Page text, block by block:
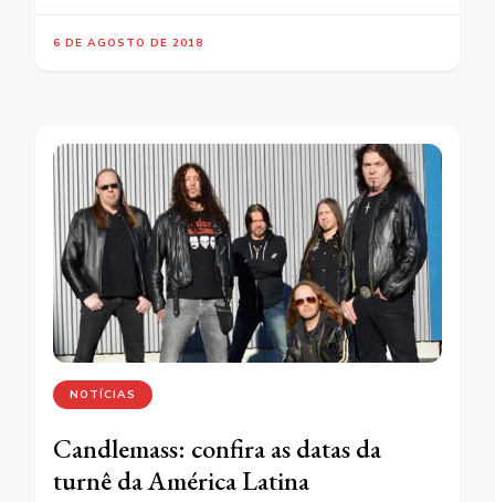
6 DE AGOSTO DE 2018
NOTÍCIAS
Candlemass: confira as datas da
turnê da América Latina